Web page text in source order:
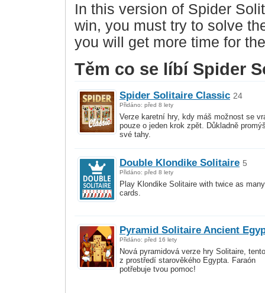
In this version of Spider
win, you must try to solve
you will get more time for
Těm co se líbí Spider
Spider Solitaire Classic 24
Přidáno: před 8 lety
Verze karetní hry, kdy máš možnost se
pouze o jeden krok zpět. Důkladně
své tahy.
Double Klondike Solitaire 5
Přidáno: před 8 lety
Play Klondike Solitaire with twice as many
cards.
Pyramid Solitaire Ancient
Přidáno: před 16 lety
Nová pyramidová verze hry Solitaire,
z prostředí starověkého Egypta. Faraón
potřebuje tvou pomoc!